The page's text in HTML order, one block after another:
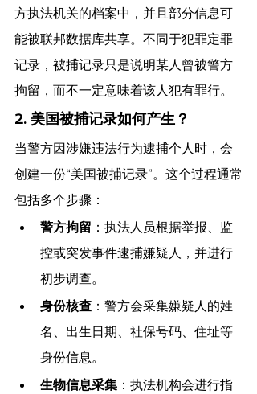
方执法机关的档案中，并且部分信息可
能被联邦数据库共享。不同于犯罪定罪
记录，被捕记录只是说明某人曾被警方
拘留，而不一定意味着该人犯有罪行。
2. 美国被捕记录如何产生？
当警方因涉嫌违法行为逮捕个人时，会
创建一份“美国被捕记录”。这个过程通常
包括多个步骤：
警方拘留 ：执法人员根据举报、监
控或突发事件逮捕嫌疑人，并进行
初步调查。
身份核查 ：警方会采集嫌疑人的姓
名、出生日期、社保号码、住址等
身份信息。
生物信息采集 ：执法机构会进行指